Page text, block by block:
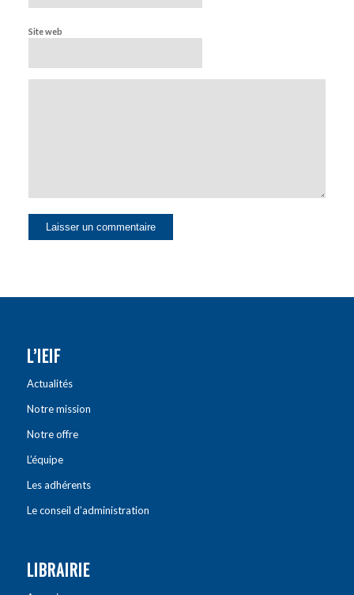
Site web
L’IEIF
Actualités
Notre mission
Notre offre
L’équipe
Les adhérents
Le conseil d’administration
LIBRAIRIE